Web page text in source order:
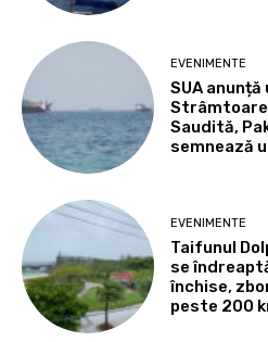
EVENIMENTE
SUA
Saudită,
semnează
EVENIMENTE
Taifunul
se
închise,
peste 200